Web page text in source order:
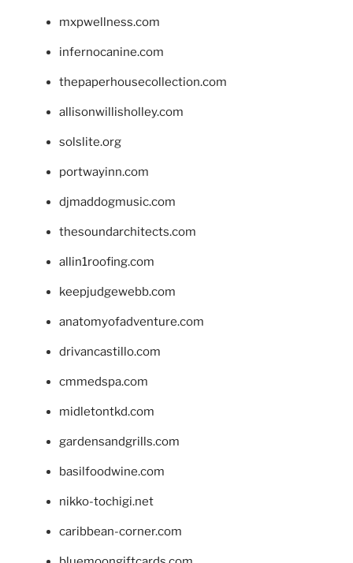
mxpwellness.com
infernocanine.com
thepaperhousecollection.com
allisonwillisholley.com
solslite.org
portwayinn.com
djmaddogmusic.com
thesoundarchitects.com
allin1roofing.com
keepjudgewebb.com
anatomyofadventure.com
drivancastillo.com
cmmedspa.com
midletontkd.com
gardensandgrills.com
basilfoodwine.com
nikko-tochigi.net
caribbean-corner.com